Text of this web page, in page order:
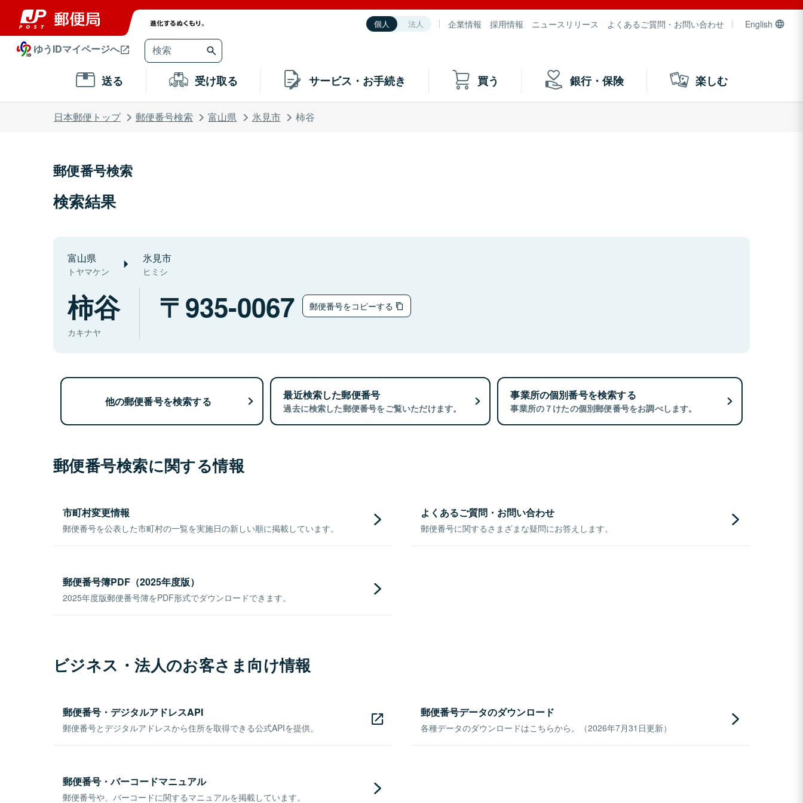
個人 法人 企業情報 採用情報 ニュースリリース よくあるご質問・お問い合わせ English
ゆうIDマイページへ
送る 受け取る サービス・お手続き 買う 銀行・保険 楽しむ
日本郵便トップ 郵便番号検索 富山県 氷見市 柿谷
郵便番号検索
検索結果
富山県
トヤマケン
氷見市
ヒミシ
柿谷
カキナヤ
935-0067 郵便番号をコピーする
他の郵便番号を検索する 最近検索した郵便番号
過去に検索した郵便番号をご覧いただけます。
事業所の個別番号を検索する
事業所の７けたの個別郵便番号をお調べします。
郵便番号検索に関する情報
市町村変更情報
郵便番号を公表した市町村の一覧を実施日の新しい順に掲載しています。
よくあるご質問・お問い合わせ
郵便番号に関するさまざまな疑問にお答えします。
郵便番号簿PDF（2025年度版）
2025年度版郵便番号簿をPDF形式でダウンロードできます。
ビジネス・法人のお客さま向け情報
郵便番号・デジタルアドレスAPI
郵便番号とデジタルアドレスから住所を取得できる公式APIを提供。
郵便番号データのダウンロード
各種データのダウンロードはこちらから。（2026年7月31日更新）
郵便番号・バーコードマニュアル
郵便番号や、バーコードに関するマニュアルを掲載しています。